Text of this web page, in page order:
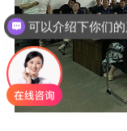
可以帮忙出方案吗